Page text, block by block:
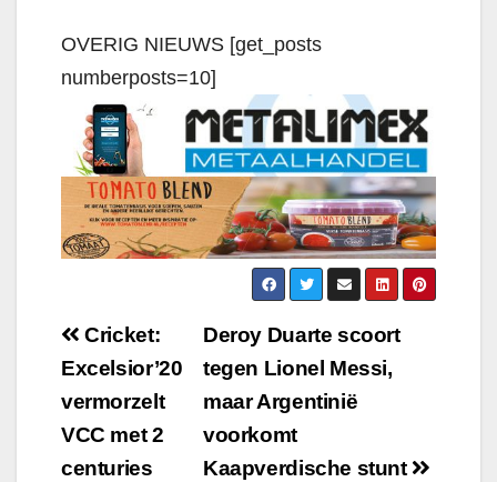
OVERIG NIEUWS [get_posts
numberposts=10]
Deroy Duarte scoort
tegen Lionel Messi,
maar Argentinië
voorkomt
Kaapverdische stunt
Cricket:
Excelsior’20
vermorzelt
VCC met 2
centuries